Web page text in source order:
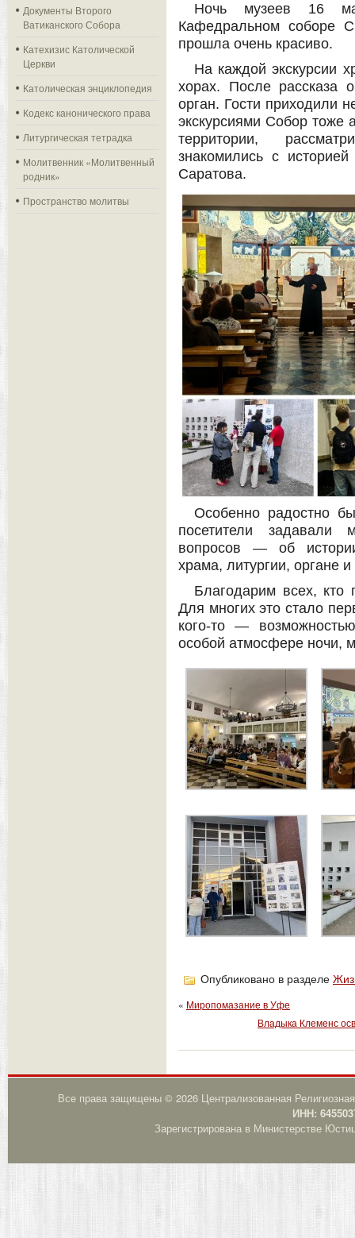
Документы Второго
Ватиканского Собора
Катехизис Католической
Церкви
Католическая энциклопедия
Кодекс канонического права
Литургическая тетрадка
Молитвенник «Молитвенный
родник»
Пространство молитвы
Ночь музеев 16
Кафедральном соборе
прошла очень красиво.
На каждой экскурсии
хорах. После рассказа
орган. Гости приходили
экскурсиями Собор тоже
территории,
знакомились с
Саратова.
Особенно радостно
посетители задавали
вопросов — об
храма, литургии, органе
Благодарим всех, кто
Для многих это стало
кого-то —
особой атмосфере ночи,
Опубликовано в разделе
« Миропомазание в Уфе
Владыка Клеменс
Все права защищены © 2026 Централизованная
ИНН:
Зарегистрирована в Министерстве